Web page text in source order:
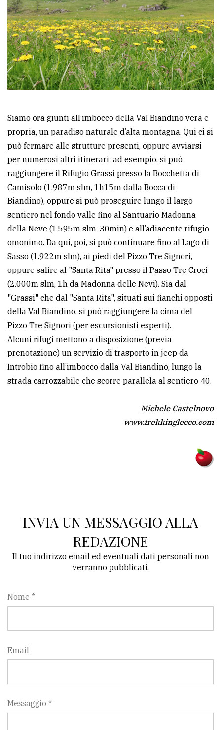
Siamo ora giunti all’imbocco della Val Biandino vera e
propria, un paradiso naturale d’alta montagna. Qui ci si
può fermare alle strutture presenti, oppure avviarsi
per numerosi altri itinerari: ad esempio, si può
raggiungere il Rifugio Grassi presso la Bocchetta di
Camisolo (1.987m slm, 1h15m dalla Bocca di
Biandino), oppure si può proseguire lungo il largo
sentiero nel fondo valle fino al Santuario Madonna
della Neve (1.595m slm, 30min) e all’adiacente rifugio
omonimo. Da qui, poi, si può continuare fino al Lago di
Sasso (1.922m slm), ai piedi del Pizzo Tre Signori,
oppure salire al "Santa Rita" presso il Passo Tre Croci
(2.000m slm, 1h da Madonna delle Nevi). Sia dal
"Grassi" che dal "Santa Rita", situati sui fianchi opposti
della Val Biandino, si può raggiungere la cima del
Pizzo Tre Signori (per escursionisti esperti).
Alcuni rifugi mettono a disposizione (previa
prenotazione) un servizio di trasporto in jeep da
Introbio fino all’imbocco dalla Val Biandino, lungo la
strada carrozzabile che scorre parallela al sentiero 40.
Michele Castelnovo
www.trekkinglecco.com
INVIA UN MESSAGGIO ALLA
REDAZIONE
Il tuo indirizzo email ed eventuali dati personali non
verranno pubblicati.
Nome *
Email
Messaggio *